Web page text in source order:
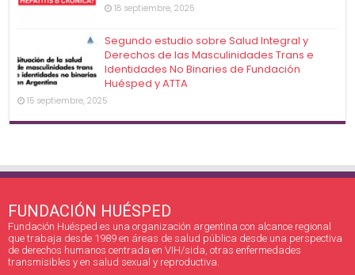
18 septiembre, 2025
Segundo estudio sobre Salud Integral y
Derechos de las Masculinidades Trans e
Identidades No Binaries de Fundación
Huésped y ATTA
15 septiembre, 2025
FUNDACIÓN HUÉSPED
Fundación Huésped es una organización argentina con alcance regional
que trabaja desde 1989 en áreas de salud pública desde una perspectiva
de derechos humanos centrada en VIH/sida, otras enfermedades
transmisibles y en salud sexual y reproductiva.